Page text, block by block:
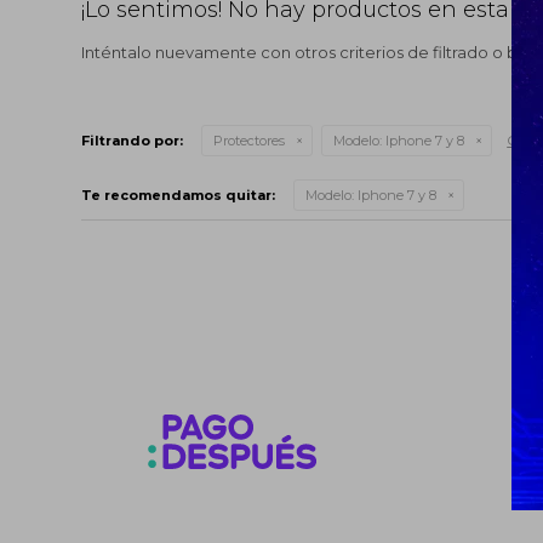
¡Lo sentimos! No hay productos en esta
Inténtalo nuevamente con otros criterios de filtrado o
Filtrando por: Protectores Modelo: Iphone 7 y 8
Te recomendamos quitar: Modelo: Iphone 7 y 8